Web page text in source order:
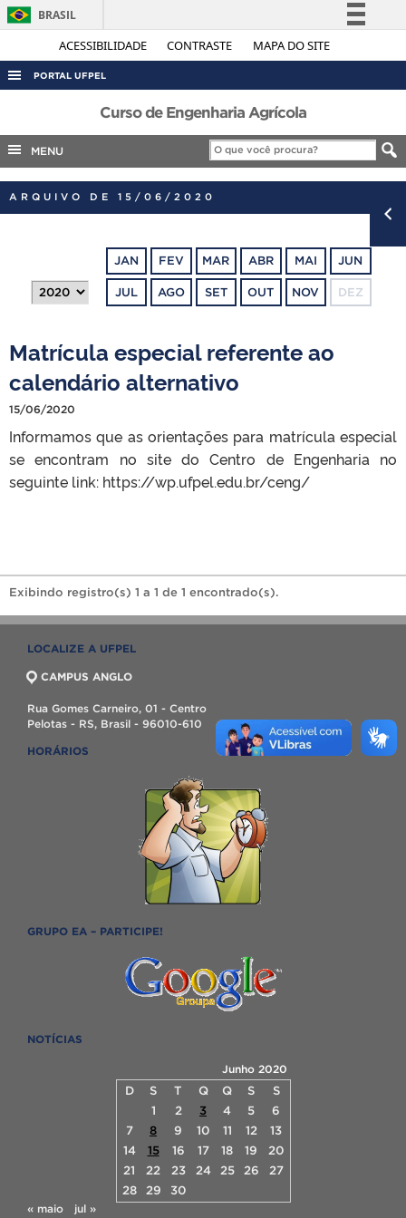
ACESSIBILIDADE CONTRASTE MAPA DO SITE
BRASIL
Simplifique!
Acesso à informação
Legislação
Canais
PORTAL UFPEL
ACESSO À INFORMAÇÃO
AUDITORIA
COBALTO
CONCURSOS
OUVIDORIA
TELEFONES
Curso de Engenharia Agrícola
MENU
ARQUIVO DE 15/06/2020
JAN FEV MAR ABR MAI JUN
JUL AGO SET OUT NOV DEZ
Matrícula especial referente ao
calendário alternativo
15/06/2020
Informamos que as orientações para matrícula especial
se encontram no site do Centro de Engenharia no
seguinte link: https://wp.ufpel.edu.br/ceng/
Exibindo registro(s) 1 a 1 de 1 encontrado(s).
LOCALIZE A UFPEL
CAMPUS ANGLO
Rua Gomes Carneiro, 01 - Centro
Pelotas - RS, Brasil - 96010-610
HORÁRIOS
GRUPO EA – PARTICIPE!
NOTÍCIAS
Junho 2020
D S T Q Q S
S
1
2 3 4 5
6
7
8 9 10 11 12
13
14
15 16 17 18 19
20
21
22 23 24 25 26
27
28
29 30
« maio jul »